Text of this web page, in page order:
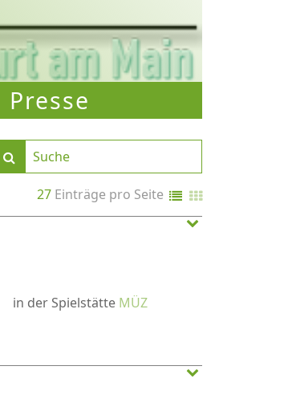
Presse
27 Einträge pro Seite
in der Spielstätte MÜZ